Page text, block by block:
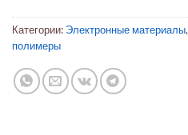
Категории: Электронные материалы,
полимеры